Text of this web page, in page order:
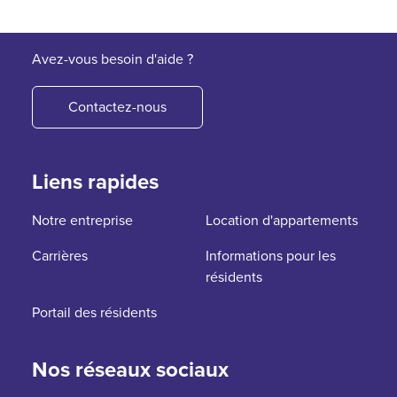
Avez-vous besoin d'aide ?
Contactez-nous
Liens rapides
Notre entreprise
Location d'appartements
Carrières
Informations pour les
résidents
Portail des résidents
Nos réseaux sociaux